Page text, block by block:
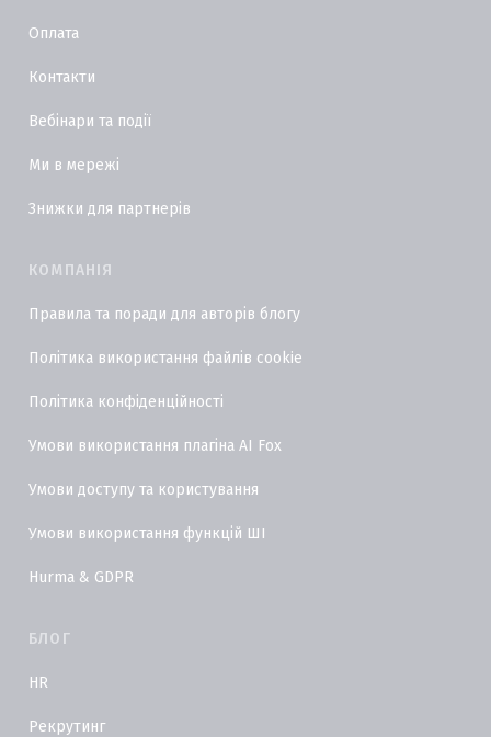
Оплата
Контакти
Вебінари та події
Ми в мережі
Знижки для партнерів
КОМПАНІЯ
Правила та поради для авторів блогу
Політика використання файлів cookie
Політика конфіденційності
Умови використання плагіна AI Fox
Умови доступу та користування
Умови використання функцій ШІ
Hurma & GDPR
БЛОГ
HR
Рекрутинг